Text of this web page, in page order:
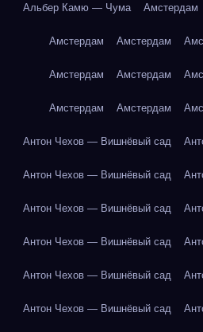
Альбер Камю — Чума Амстердам
Амстердам Амстердам
Амстердам Амстердам
Амстердам Амстердам
Антон Чехов — Вишнёвый сад
Антон Чехов — Вишнёвый сад
Антон Чехов — Вишнёвый сад
Антон Чехов — Вишнёвый сад
Антон Чехов — Вишнёвый сад
Антон Чехов — Вишнёвый сад